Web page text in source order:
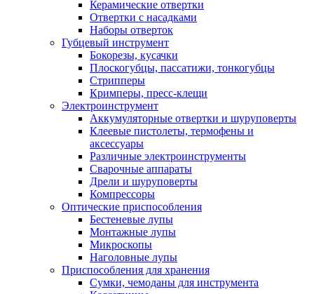
Керамические отвертки
Отвертки с насадками
Наборы отверток
Губцевый инструмент
Бокорезы, кусачки
Плоскогубцы, пассатижи, тонкогубцы
Стрипперы
Кримперы, пресс-клещи
Электроинструмент
Аккумуляторные отвертки и шуруповерты
Клеевые пистолеты, термофены и
аксессуары
Различные электроинструменты
Сварочные аппараты
Дрели и шуруповерты
Компрессоры
Оптические приспособления
Бестеневые лупы
Монтажные лупы
Микроскопы
Наголовные лупы
Приспособления для хранения
Сумки, чемоданы для инструмента